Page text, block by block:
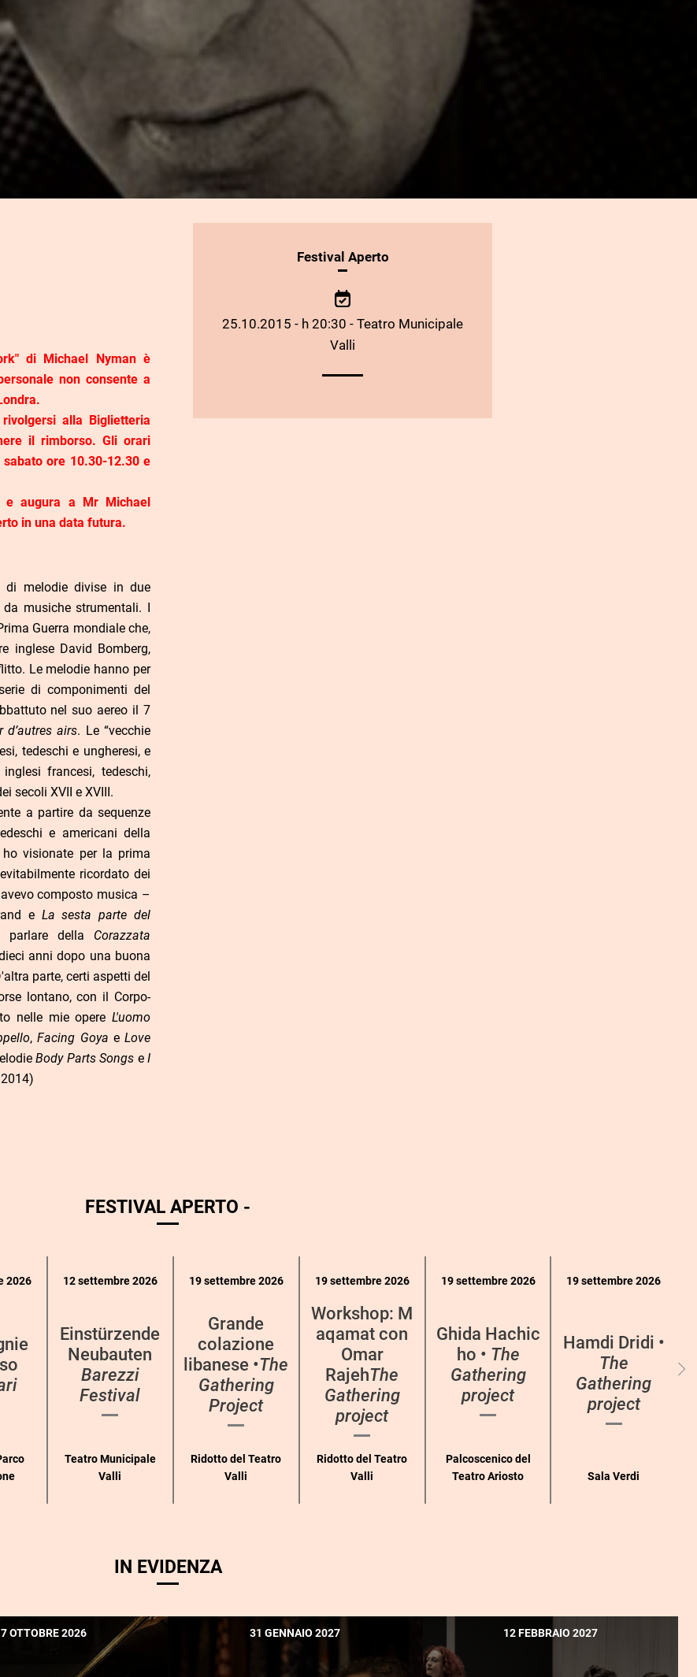
di Michael Nyman è
non consente a
alla Biglietteria
il rimborso. Gli orari
ore 10.30-12.30 e
e augura a Mr Michael
in una data futura.
melodie divise in due
musiche strumentali. I
Guerra mondiale che,
inglese David Bomberg,
Le melodie hanno per
di componimenti del
nel suo aereo il 7
d’autres airs. Le “vecchie
tedeschi e ungheresi, e
francesi, tedeschi,
secoli XVII e XVIII.
a partire da sequenze
e americani della
visionate per la prima
ricordato dei
composto musica –
e La sesta parte del
parlare della Corazzata
anni dopo una buona
parte, certi aspetti del
lontano, con il Corpo-
nelle mie opere L'uomo
,Facing Goya eLove
Body Parts Songs eI
INFORMAZIONIFestival Aperto
25.10.2015 - h 20:30 - Teatro Municipale
Valli
FESTIVAL APERTO -
2026 12 settembre 2026
Einstürzende
Neubauten
Barezzi
Festival
Teatro Municipale
Valli
19 settembre 2026
Grande
colazione
libanese •The
Gathering
Project
Ridotto del Teatro
Valli
19 settembre 2026
Workshop: M
aqamat con
Omar
RajehThe
Gathering
project
Ridotto del Teatro
Valli
19 settembre 2026
Ghida Hachic
ho • The
Gathering
project
Palcoscenico del
Teatro Ariosto
19 settembre 2026
Hamdi Dridi •
The
Gathering
project
Sala Verdi
IN EVIDENZA
OTTOBRE 2026 31 GENNAIO 2027 12 FEBBRAIO 2027